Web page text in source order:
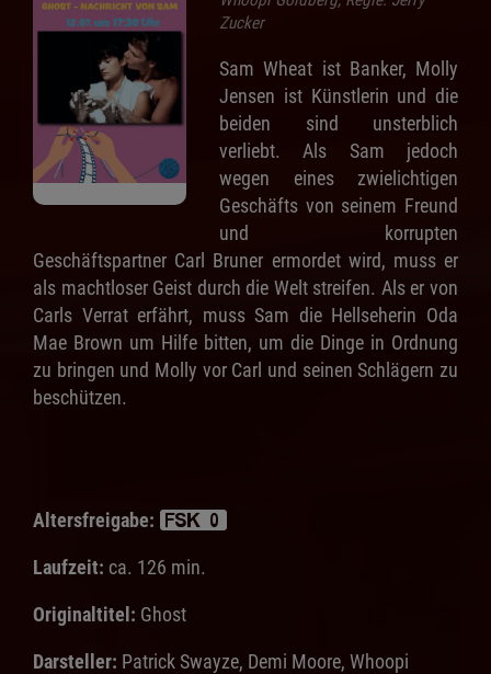
Zucker
Sam Wheat ist Banker, Molly
Jensen ist Künstlerin und die
beiden sind unsterblich
verliebt. Als Sam jedoch
wegen eines zwielichtigen
Geschäfts von seinem Freund
und korrupten
Geschäftspartner Carl Bruner ermordet wird, muss er
als machtloser Geist durch die Welt streifen. Als er von
Carls Verrat erfährt, muss Sam die Hellseherin Oda
Mae Brown um Hilfe bitten, um die Dinge in Ordnung
zu bringen und Molly vor Carl und seinen Schlägern zu
beschützen.
Altersfreigabe:
Laufzeit: ca. 126 min.
Originaltitel: Ghost
Darsteller: Patrick Swayze, Demi Moore, Whoopi